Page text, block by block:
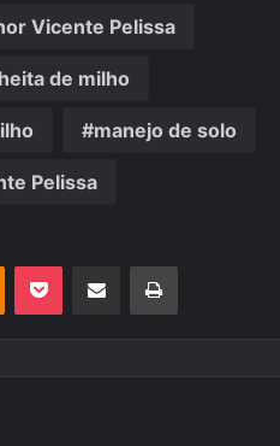
Vicente Pelissa
de milho
manejo de solo
Pelissa
OK Pocket Compartilhar via e-mail Imprimir